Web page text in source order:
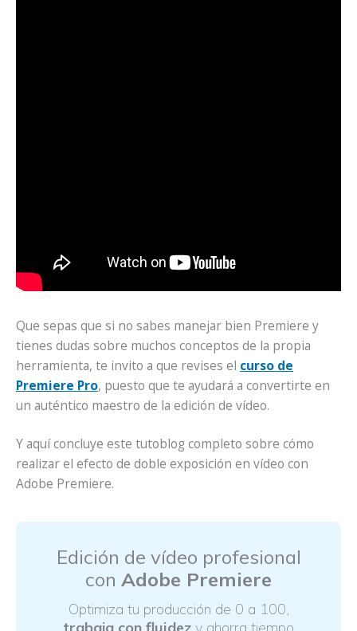
Que sepas que si no sabes manejar bien Premiere y
tienes dudas sobre muchos conceptos de la propia
herramienta, te invito a que revises el curso de
Premiere Pro, puesto que te ayudará a convertirte en
un auténtico maestro de la edición de vídeo.
Y aquí concluye este tutoblog completo sobre cómo
realizar el efecto de doble exposición en vídeo con
Adobe Premiere.
Edición de vídeo profesional
con Adobe Premiere
Optimiza tu producción de 0 a 100,
trabaja con fluidez y ahorra tiempo